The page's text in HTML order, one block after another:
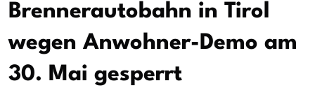
Brennerautobahn in Tirol
wegen Anwohner-Demo am
30. Mai gesperrt